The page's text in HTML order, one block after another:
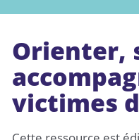
Orienter,
victimes